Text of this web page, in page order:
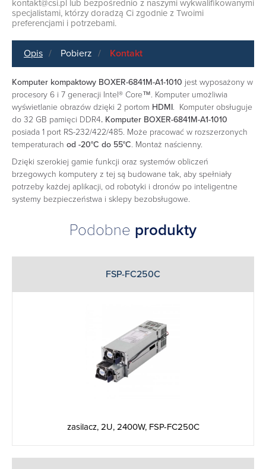
kontakt@csi.pl lub bezpośrednio z naszymi wykwalifikowanymi
specjalistami, którzy doradzą Ci zgodnie z Twoimi
preferencjami i potrzebami.
Opis Pobierz Kontakt
Komputer kompaktowy BOXER-6841M-A1-1010 jest wyposażony w
procesory 6 i 7 generacji Intel® Core™. Komputer umożliwia
wyświetlanie obrazów dzięki 2 portom HDMI. Komputer obsługuje
do 32 GB pamięci DDR4. Komputer BOXER-6841M-A1-1010
posiada 1 port RS-232/422/485. Może pracować w rozszerzonych
temperaturach od -20°C do 55°C. Montaż naścienny.
Dzięki szerokiej gamie funkcji oraz systemów obliczeń
brzegowych komputery z tej są budowane tak, aby spełniały
potrzeby każdej aplikacji, od robotyki i dronów po inteligentne
systemy bezpieczeństwa i sklepy bezobsługowe.
Podobne produkty
FSP-FC250C
zasilacz, 2U, 2400W, FSP-FC250C